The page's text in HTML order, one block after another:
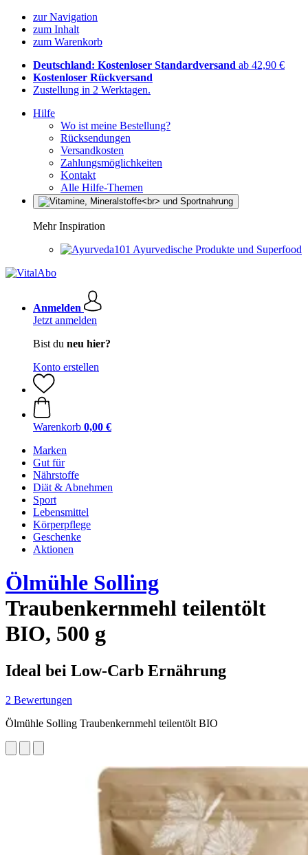
zur Navigation
zum Inhalt
zum Warenkorb
Deutschland: Kostenloser Standardversand ab 42,90 €
Kostenloser Rückversand
Zustellung in 2 Werktagen.
Hilfe
Wo ist meine Bestellung?
Rücksendungen
Versandkosten
Zahlungsmöglichkeiten
Kontakt
Alle Hilfe-Themen
Mehr Inspiration
Ayurvedische Produkte und Superfood
Anmelden
Jetzt anmelden
Bist du neu hier?
Konto erstellen
Warenkorb 0,00 €
Marken
Gut für
Nährstoffe
Diät & Abnehmen
Sport
Lebensmittel
Körperpflege
Geschenke
Aktionen
Ölmühle Solling
Traubenkernmehl teilentölt
BIO, 500 g
Ideal bei Low-Carb Ernährung
2 Bewertungen
Ölmühle Solling Traubenkernmehl teilentölt BIO